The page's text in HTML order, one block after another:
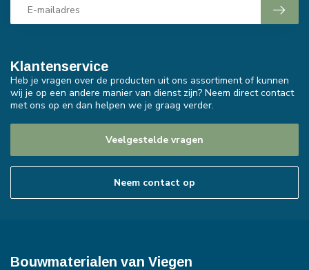
Klantenservice
Heb je vragen over de producten uit ons assortiment of kunnen
wij je op een andere manier van dienst zijn? Neem direct contact
met ons op en dan helpen we je graag verder.
Veelgestelde vragen
Neem contact op
Bouwmaterialen van Viegen